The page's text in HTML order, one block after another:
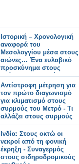
Ιστορική – Χρονολογική
αναφορά του
Μεσολογγίου μέσα στους
αιώνες… Ένα ευλαβικό
προσκύνημα στους
αθάνατους νεκρούς… 200
χρόνια μετά, 10 Απριλίου
1826 – 10 Απριλίου 2026…
Αντίστροφη μέτρηση για
τον πρώτο διαγωνισμό
για κλιματισμό στους
συρμούς του Μετρό - Τι
αλλάζει στους συρμούς
Ινδία: Στους οκτώ οι
νεκροί από τη φονική
έκρηξη - Συναγερμός
στους σιδηροδρομικούς